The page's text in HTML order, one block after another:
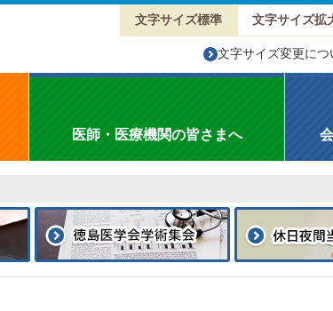
文字サイズ標準 文字サイズ拡
文字サイズ変更につ
医師・医療機関の皆さまへ